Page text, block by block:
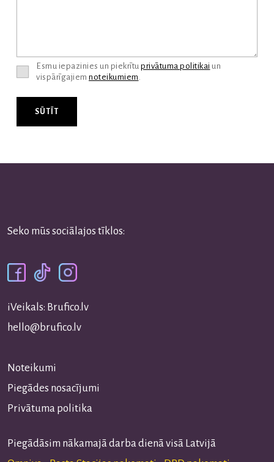
Esmu iepazinies un piekrītu privātuma politikai un
vispārīgajiem noteikumiem
Seko mūs sociālajos tīklos:
iVeikals: Brufico.lv
hello@brufico.lv
Noteikumi
Piegādes nosacījumi
Privātuma politika
Piegādāsim nākamajā darba dienā visā Latvijā